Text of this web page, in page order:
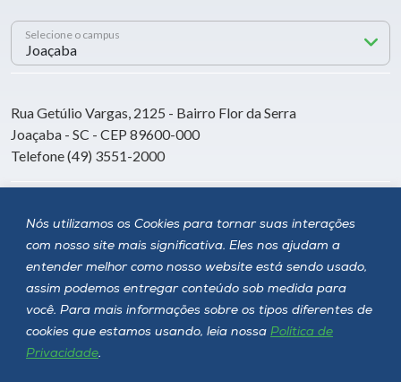
Nós utilizamos os Cookies para tornar suas interações
com nosso site mais significativa. Eles nos ajudam a
entender melhor como nosso website está sendo usado,
assim podemos entregar conteúdo sob medida para
você. Para mais informações sobre os tipos diferentes de
cookies que estamos usando, leia nossa Política de
Privacidade.
Selecione o campus
Rua Getúlio Vargas, 2125 - Bairro Flor da Serra
Joaçaba - SC - CEP 89600-000
Telefone (49) 3551-2000
Siga a Unoesc